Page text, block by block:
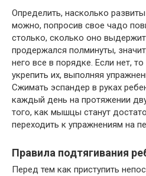
Определить, насколько
можно, попросив свое чадо
столько, сколько оно
продержался полминуты,
него все в порядке. Если нет,
укрепить их, выполняя
Сжимать эспандер в руках
каждый день на протяжении
того, как мышцы станут
переходить к упражнениям на
Правила подтягивания
Перед тем как приступить